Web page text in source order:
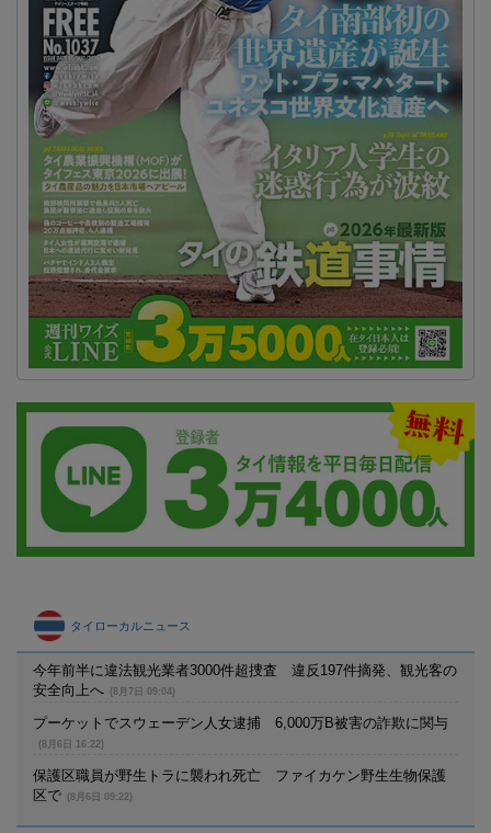
タイローカルニュース
今年前半に違法観光業者3000件超捜査 違反197件摘発、観光客の
安全向上へ
(8月7日 09:04)
プーケットでスウェーデン人女逮捕 6,000万B被害の詐欺に関与
(8月6日 16:22)
保護区職員が野生トラに襲われ死亡 ファイカケン野生生物保護
区で
(8月6日 09:22)